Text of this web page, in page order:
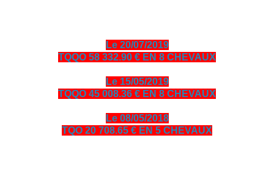
Le 20/07/2019
TQQO 58 332.90 € EN 8 CHEVAUX
Le 15/05/2019
TQQO 45 008.36 € EN 8 CHEVAUX
Le 08/05/2018
TQO 20 708.65 € EN 5 CHEVAUX